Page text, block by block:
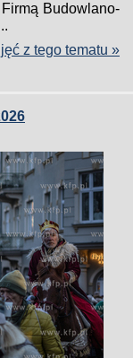
Budowlano-
z tego tematu »